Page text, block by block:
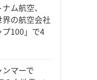
ム航空、
界の航空会社
プ100」で4
ンマーで